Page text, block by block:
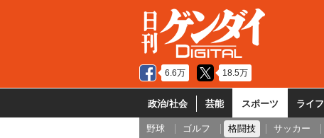
6.6万 18.5万
政治/社会 芸能 スポーツ ライフ
野球 ゴルフ 格闘技 サッカー